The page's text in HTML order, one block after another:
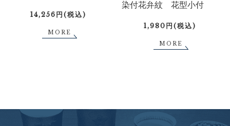
14,256円(税込)
MORE
染付花弁紋 花型小付
1,980円(税込)
MORE